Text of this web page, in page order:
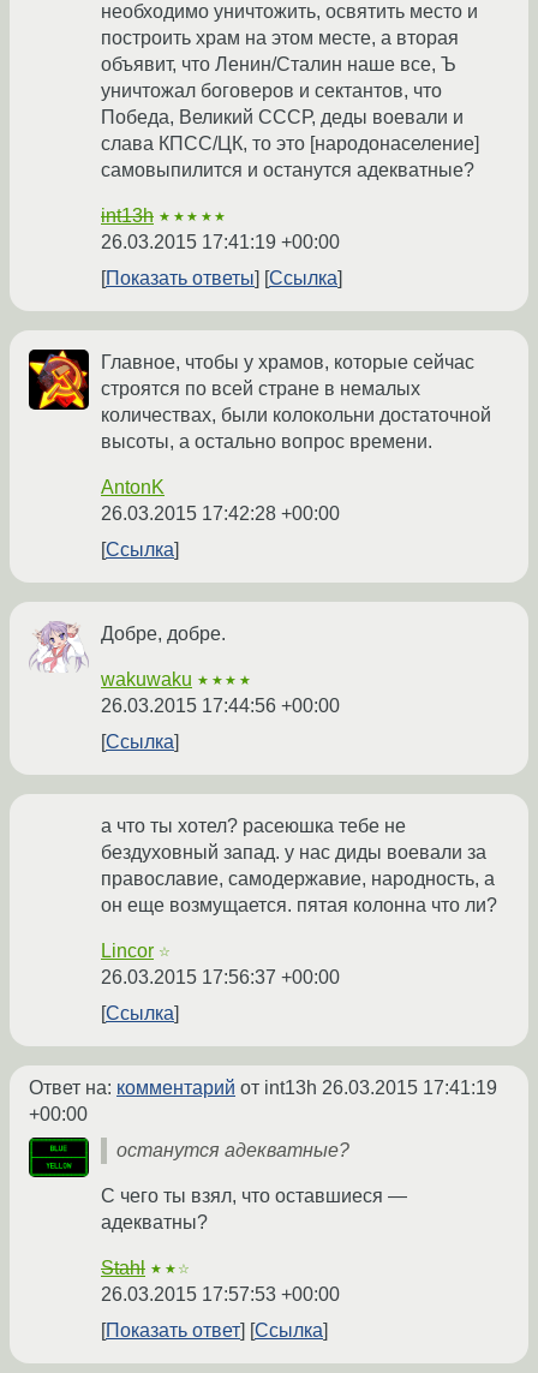
необходимо уничтожить, освятить место и
построить храм на этом месте, а вторая
объявит, что Ленин/Сталин наше все, Ъ
уничтожал боговеров и сектантов, что
Победа, Великий СССР, деды воевали и
слава КПСС/ЦК, то это [народонаселение]
самовыпилится и останутся адекватные?
int13h ★★★★★
26.03.2015 17:41:19 +00:00
Показать ответы
Ссылка
Главное, чтобы у храмов, которые сейчас
строятся по всей стране в немалых
количествах, были колокольни достаточной
высоты, а остально вопрос времени.
AntonK
26.03.2015 17:42:28 +00:00
Ссылка
Добре, добре.
wakuwaku ★★★★
26.03.2015 17:44:56 +00:00
Ссылка
а что ты хотел? расеюшка тебе не
бездуховный запад. у нас диды воевали за
православие, самодержавие, народность, а
он еще возмущается. пятая колонна что ли?
Lincor ☆
26.03.2015 17:56:37 +00:00
Ссылка
Ответ на: комментарий от int13h 26.03.2015 17:41:19
+00:00
останутся адекватные?
С чего ты взял, что оставшиеся —
адекватны?
Stahl ★★☆
26.03.2015 17:57:53 +00:00
Показать ответ
Ссылка